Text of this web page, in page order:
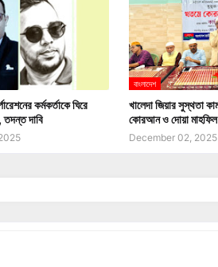
কর্মকর্তাকে ঘিরে
দাবি
বাংলাদেশ
খালেদা জিয়ার সুস্থতা
কোরআন ও দোয়া মাহফিল
December 02, 2025